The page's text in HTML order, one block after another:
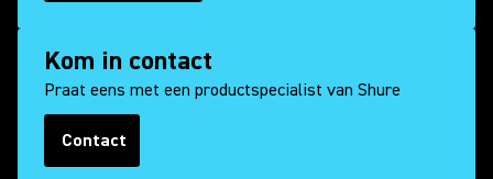
Kom in contact
Praat eens met een productspecialist van Shure
Contact